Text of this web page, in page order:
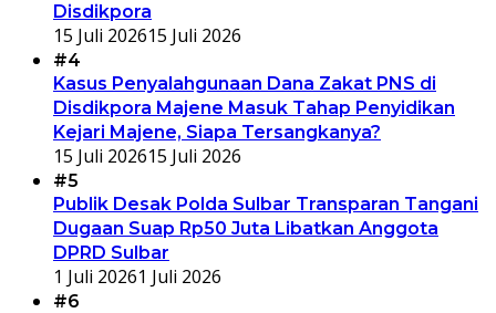
Disdikpora
15 Juli 202615 Juli 2026
#4
Kasus Penyalahgunaan Dana Zakat PNS di
Disdikpora Majene Masuk Tahap Penyidikan
Kejari Majene, Siapa Tersangkanya?
15 Juli 202615 Juli 2026
#5
Publik Desak Polda Sulbar Transparan Tangani
Dugaan Suap Rp50 Juta Libatkan Anggota
DPRD Sulbar
1 Juli 20261 Juli 2026
#6